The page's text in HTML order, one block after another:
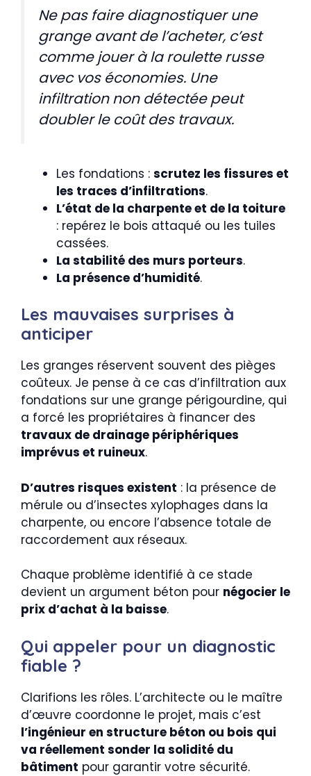
Ne pas faire diagnostiquer une
grange avant de l’acheter, c’est
comme jouer à la roulette russe
avec vos économies. Une
infiltration non détectée peut
doubler le coût des travaux.
Les fondations : scrutez les fissures et
les traces d’infiltrations.
L’état de la charpente et de la toiture
: repérez le bois attaqué ou les tuiles
cassées.
La stabilité des murs porteurs.
La présence d’humidité.
Les mauvaises surprises à
anticiper
Les granges réservent souvent des pièges
coûteux. Je pense à ce cas d’infiltration aux
fondations sur une grange périgourdine, qui
a forcé les propriétaires à financer des
travaux de drainage périphériques
imprévus et ruineux.
D’autres risques existent : la présence de
mérule ou d’insectes xylophages dans la
charpente, ou encore l’absence totale de
raccordement aux réseaux.
Chaque problème identifié à ce stade
devient un argument béton pour négocier le
prix d’achat à la baisse.
Qui appeler pour un diagnostic
fiable ?
Clarifions les rôles. L’architecte ou le maître
d’œuvre coordonne le projet, mais c’est
l’ingénieur en structure béton ou bois qui
va réellement sonder la solidité du
bâtiment pour garantir votre sécurité.